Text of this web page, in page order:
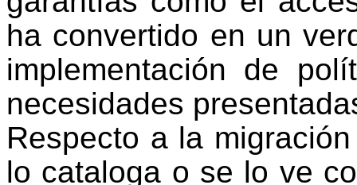
ha convertido en un
implementación de
necesidades
Respecto a la
lo cataloga o se lo ve